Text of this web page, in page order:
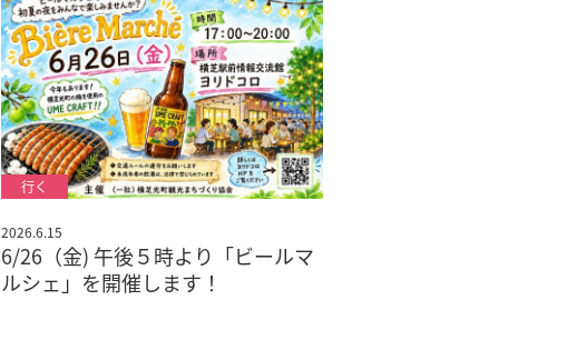
2026.6.15
6/26（金) 午後５時より「ビールマ
ルシェ」を開催します！